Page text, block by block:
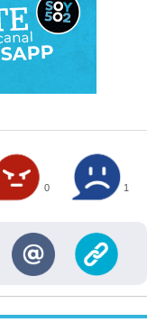
0 1